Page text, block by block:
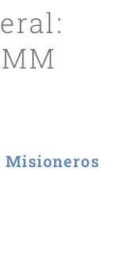
Misioneros